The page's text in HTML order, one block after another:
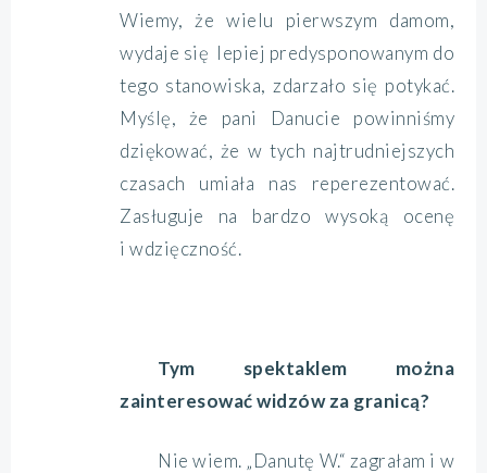
Wiemy, że wielu pierwszym damom,
wydaje się lepiej predysponowanym do
tego stanowiska, zdarzało się potykać.
Myślę, że pani Danucie powinniśmy
dziękować, że w tych najtrudniejszych
czasach umiała nas reperezentować.
Zasługuje na bardzo wysoką ocenę
i wdzięczność.
Tym spektaklem można
zainteresować widzów za granicą?
Nie wiem. „Danutę W.“ zagrałam i w